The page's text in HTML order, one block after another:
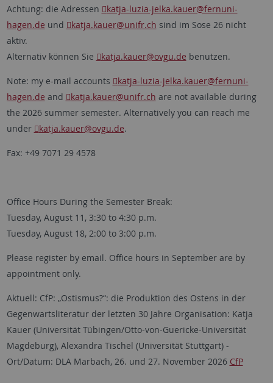
Achtung: die Adressen katja-luzia-jelka.kauer@fernuni-
hagen.de und katja.kauer@unifr.ch sind im Sose 26 nicht
aktiv.
Alternativ können Sie
katja.kauer@ovgu.de benutzen.
Note: my e-mail accounts katja-luzia-jelka.kauer@fernuni-
hagen.de and katja.kauer@unifr.ch are not available during
the 2026 summer semester. Alternatively you can reach me
under
katja.kauer@ovgu.de.
Fax: +49 7071 29 4578
Office Hours During the Semester Break:
Tuesday, August 11, 3:30 to 4:30 p.m.
Tuesday, August 18, 2:00 to 3:00 p.m.
Please register by email. Office hours in September are by
appointment only.
Aktuell: CfP: „Ostismus?“: die Produktion des Ostens in der
Gegenwartsliteratur der letzten 30 Jahre Organisation: Katja
Kauer (Universität Tübingen/Otto-von-Guericke-Universität
Magdeburg), Alexandra Tischel (Universität Stuttgart) -
Ort/Datum: DLA Marbach, 26. und 27. November 2026 CfP